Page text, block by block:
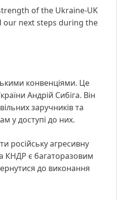
of the Ukraine-UK
our next steps during the
конвенціями. Це
Андрій Сибіга. Він
заручників та
у доступі до них.
російську агресивну
КНДР є багаторазовим
до виконання